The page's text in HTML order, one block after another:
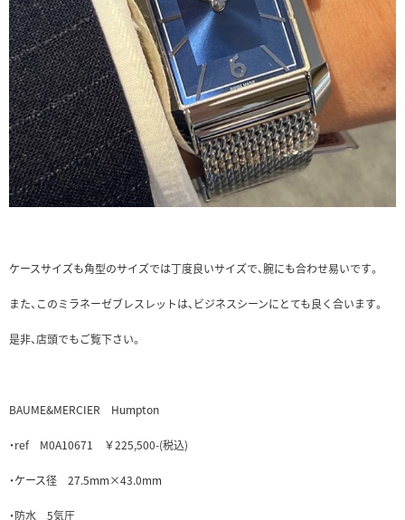
ケースサイズも角型のサイズでは丁度良いサイズで、腕にも合わせ易いです。
また、このミラネーゼブレスレットは、ビジネスシーンにとても良く合います。
是非、店頭でもご覧下さい。
BAUME&MERCIER Humpton
・ref M0A10671 ￥225,500-(税込)
・ケース径 27.5mm×43.0mm
・防水 5気圧